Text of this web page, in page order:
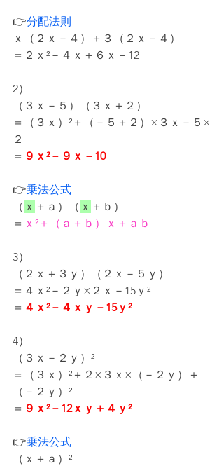
👉分配法則
ｘ（２ｘ－４）＋３（２ｘ－４）
＝２ｘ²－４ｘ＋６ｘ－12
2）
（３ｘ－５）（３ｘ＋２）
＝（３ｘ）²＋（－５＋２）×３ｘ－５×
２
＝ ９ｘ²－９ｘ－10
👉乗法公式
（ ｘ ＋ａ）（ ｘ ＋ｂ）
＝ ｘ²＋（ａ＋ｂ）ｘ＋ａｂ
3）
（２ｘ＋３ｙ）（２ｘ－５ｙ）
＝４ｘ²－２ｙ×２ｘ－15ｙ²
＝ ４ｘ²－４ｘｙ－15ｙ²
4）
（３ｘ－２ｙ）²
＝（３ｘ）²＋２×３ｘ×（－２ｙ）＋
（－２ｙ）²
＝ ９ｘ²－12ｘｙ＋４ｙ²
👉乗法公式
（ｘ＋ａ）²